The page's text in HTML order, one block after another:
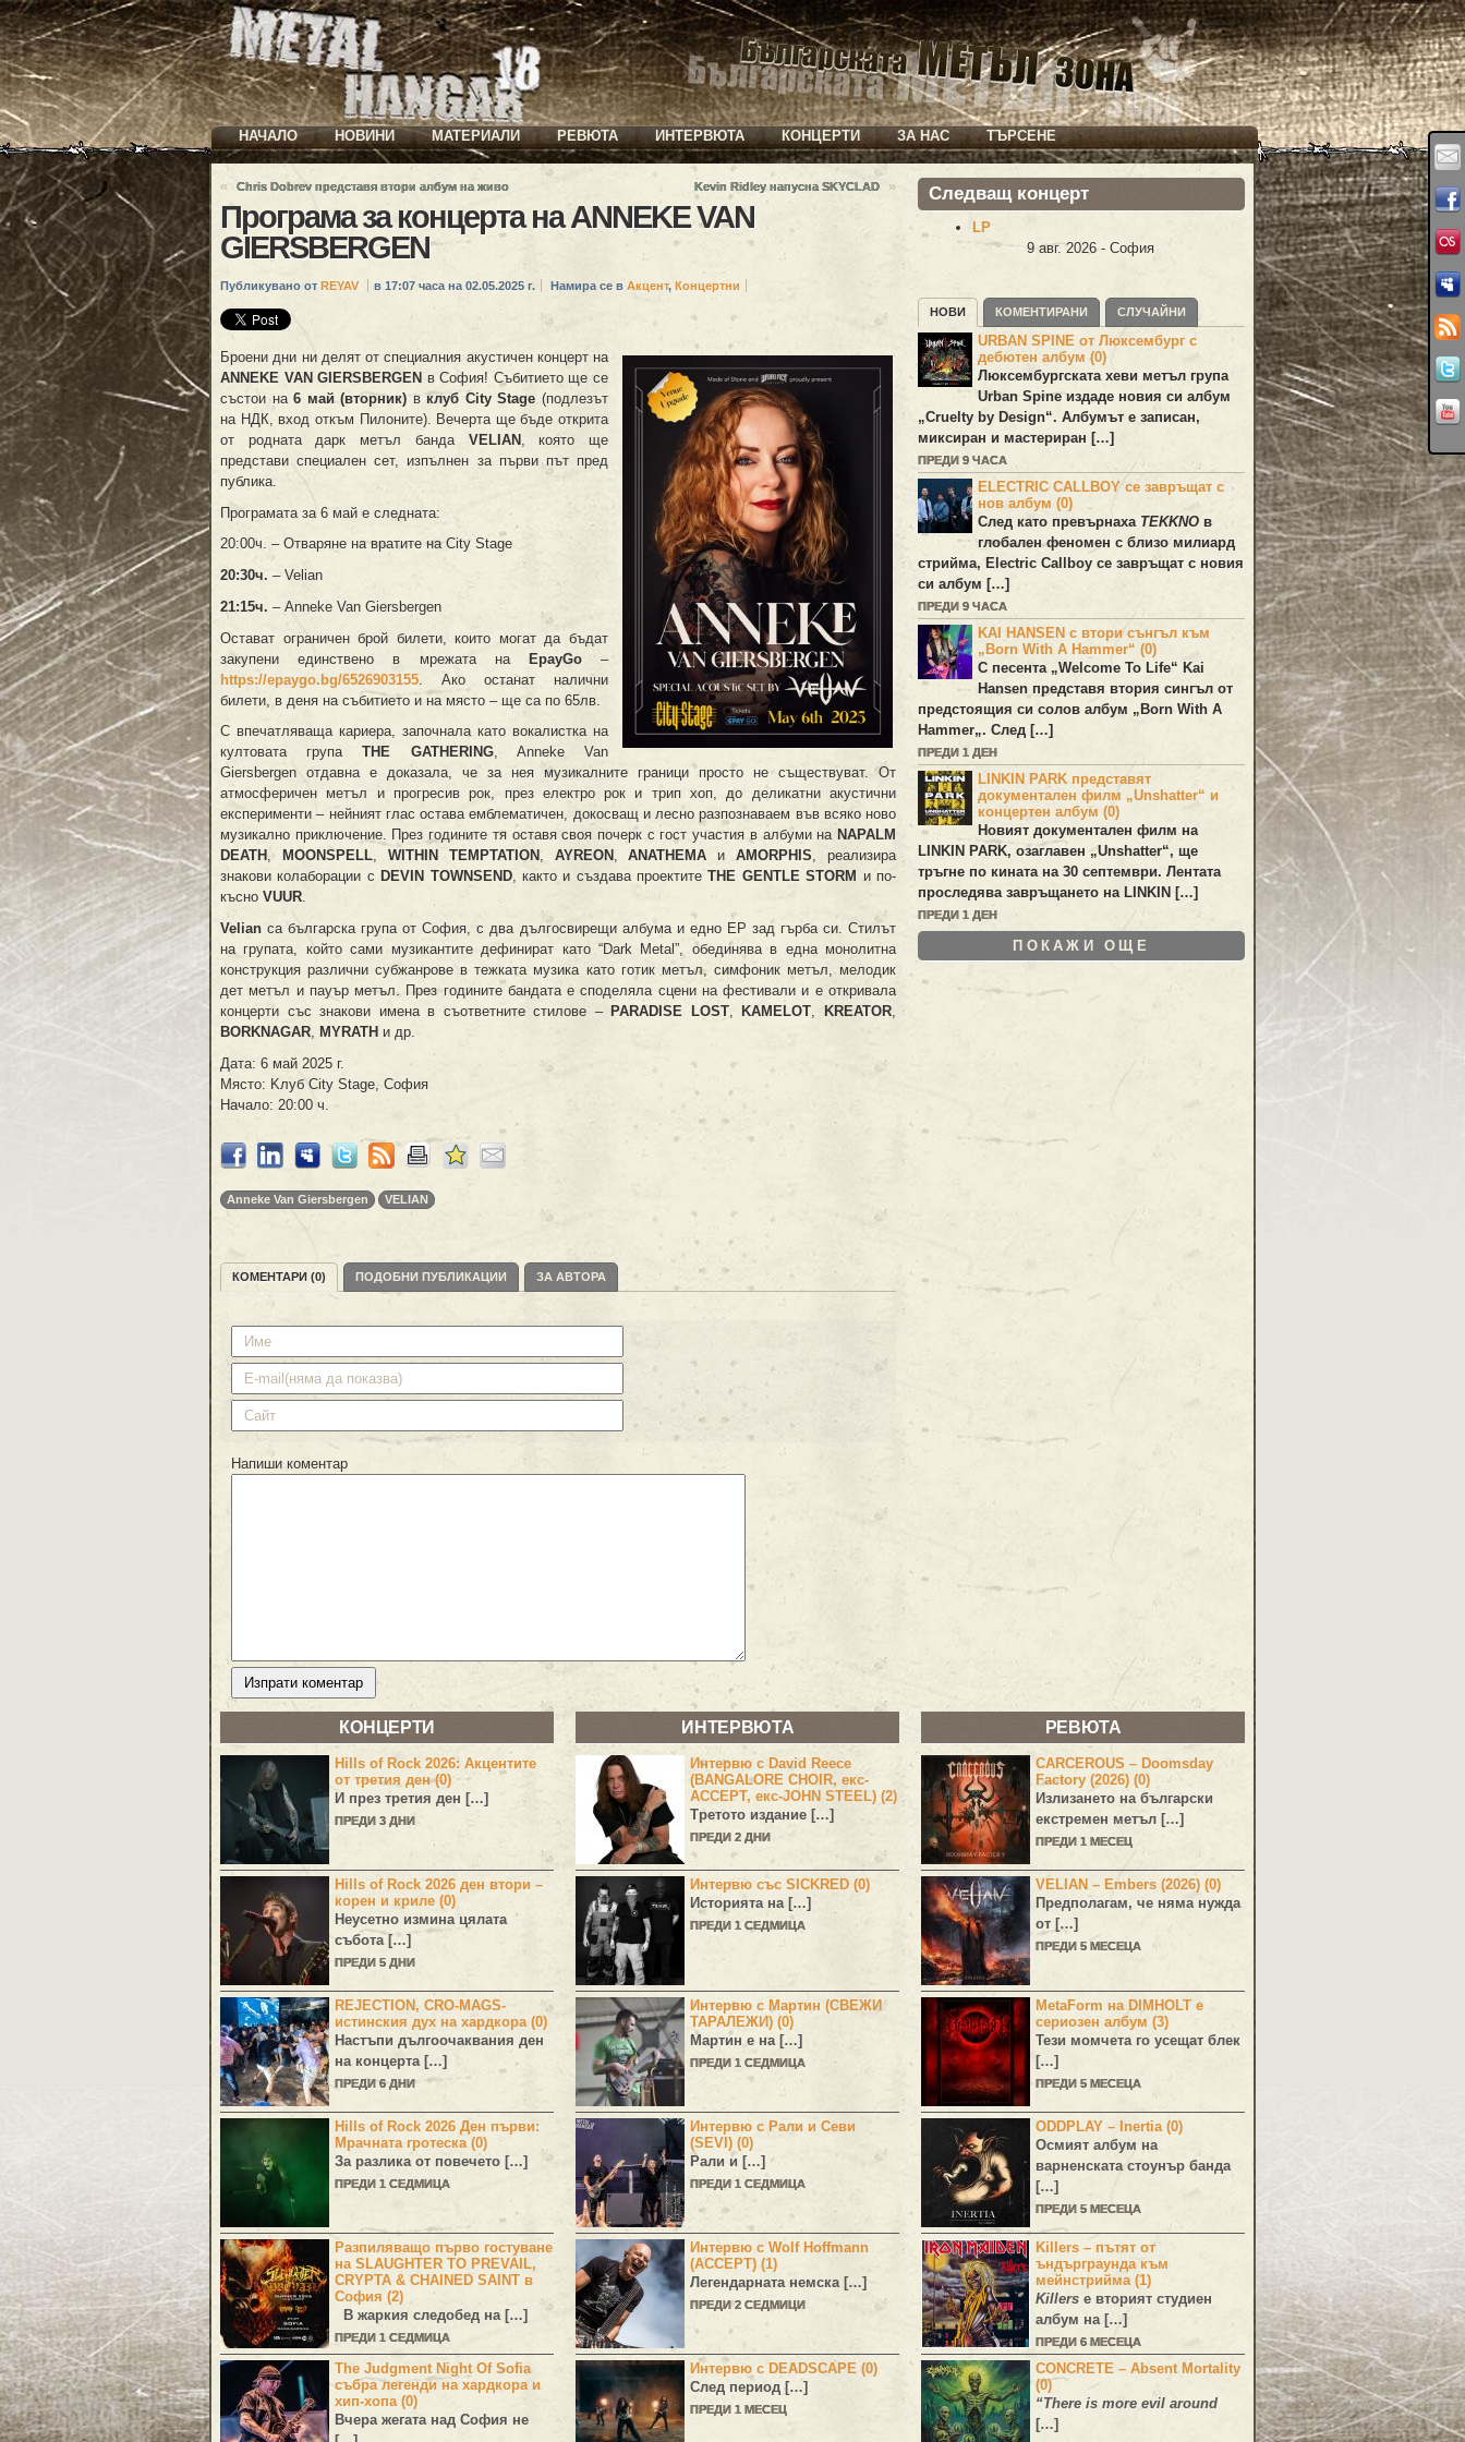
НАЧАЛО НОВИНИ МАТЕРИАЛИ РЕВЮТА ИНТЕРВЮТА КОНЦЕРТИ ЗА НАС ТЪРСЕНЕ
« Chris Dobrev представя втори албум на живо Kevin Ridley напусна SKYCLAD »
Програма за концерта на ANNEKE VAN
GIERSBERGEN
Публикувано от REYAV в 17:07 часа на 02.05.2025 г. Намира се в Акцент, Концертни
Броени дни ни делят от специалния акустичен концерт на
ANNEKE VAN GIERSBERGEN в София! Събитието ще се
състои на6 май (вторник) в клуб City Stage (подлезът
на НДК, вход откъм Пилоните). Вечерта ще бъде открита
от родната дарк метъл банда VELIAN
, която ще
представи специален сет, изпълнен за първи път пред
публика.
Програмата за 6 май е следната:
20:00ч. – Отваряне на вратите на City Stage
20:30ч. – Velian
21:15ч. – Anneke Van Giersbergen
Остават ограничен брой билети, които могат да бъдат
закупени единствено в мрежата на EpayGo–
https://epaygo.bg/6526903155 . Ако останат налични
билети, в деня на събитието и на място – ще са по 65лв.
С впечатляваща кариера, започнала като вокалистка на
култовата групаTHE GATHERING, Anneke Van
Giersbergen отдавна е доказала, че за нея музикалните граници просто не съществуват. От
атмосферичен метъл и прогресив рок, през електро рок и трип хоп, до деликатни акустични
експерименти – нейният глас остава емблематичен, докосващ и лесно разпознаваем във всяко ново
музикално приключение. През годините тя оставя своя почерк с гост участия в албуми на NAPALM
DEATH , MOONSPELL, WITHIN TEMPTATION , AYREON ,ANATHEMA иAMORPHIS, реализира
знакови колаборации с DEVIN TOWNSEND, както и създава проектитеTHE GENTLE STORM и по-
късно VUUR.
Velian са българска група от София, с два дългосвирещи албума и едно EP зад гърба си. Стилът
на групата, който сами музикантите дефинират като “Dark Metal”, обединява в една монолитна
конструкция различни субжанрове в тежката музика като готик метъл, симфоник метъл, мелодик
дет метъл и пауър метъл. През годините бандата е споделяла сцени на фестивали и е откривала
концерти със знакови имена в съответните стилове – PARADISE LOST, KAMELOT, KREATOR,
BORKNAGAR, MYRATH и др.
Дата: 6 май 2025 г.
Място: Kлуб City Stage, София
Начало: 20:00 ч.
Anneke Van Giersbergen VELIAN
КОМЕНТАРИ (0) ПОДОБНИ ПУБЛИКАЦИИ ЗА АВТОРА
Напиши коментар
Следващ концерт
LP
9 авг. 2026 - София
НОВИ КОМЕНТИРАНИ СЛУЧАЙНИ
URBAN SPINE от Люксембург с
дебютен албум (0)
Люксембургската хеви метъл група
Urban Spineиздаде новия си албум
„Cruelty by Design“. Албумът е записан,
миксиран и мастериран […]
ПРЕДИ 9 ЧАСА
ELECTRIC CALLBOY се завръщат с
нов албум (0)
След като превърнаха TEKKNO в
глобален феномен с близо милиард
стрийма, Electric Callboy се завръщат с новия
си албум […]
ПРЕДИ 9 ЧАСА
KAI HANSEN с втори сънгъл към
„Born With A Hammer“ (0)
С песента „Welcome To Life“ Kai
Hansen представя втория сингъл от
предстоящия си солов албум „ Born With A
Hammer„. След […]
ПРЕДИ 1 ДЕН
LINKIN PARK представят
документален филм „Unshatter“ и
концертен албум (0)
Новият документален филм на
LINKIN PARK, озаглавен „Unshatter“, ще
тръгне по кината на 30 септември. Лентата
проследява завръщането наLINKIN […]
ПРЕДИ 1 ДЕН
ПОКАЖИ ОЩЕ
КОНЦЕРТИ
Hills of Rock 2026: Акцентите
от третия ден (0)
И през третия ден […]
ПРЕДИ 3 ДНИ
Hills of Rock 2026 ден втори –
корен и криле (0)
Неусетно измина цялата
събота […]
ПРЕДИ 5 ДНИ
REJECTION, CRO-MAGS-
истинския дух на хардкора (0)
Настъпи дългоочаквания ден
на концерта […]
ПРЕДИ 6 ДНИ
Hills of Rock 2026 Ден първи:
Мрачната гротеска (0)
За разлика от повечето […]
ПРЕДИ 1 СЕДМИЦА
Разпиляващо първо гостуване
на SLAUGHTER TO PREVAIL,
CRYPTA & CHAINED SAINT в
София (2)
В жаркия следобед на […]
ПРЕДИ 1 СЕДМИЦА
The Judgment Night Of Sofia
събра легенди на хардкора и
хип-хопа (0)
Вчера жегата над София не
ИНТЕРВЮТА
Интервю с David Reece
(BANGALORE CHOIR, екс-
ACCEPT, екс-JOHN STEEL) (2)
Третото издание […]
ПРЕДИ 2 ДНИ
Интервю със SICKRED (0)
Историята на […]
ПРЕДИ 1 СЕДМИЦА
Интервю с Мартин (СВЕЖИ
ТАРАЛЕЖИ) (0)
Мартин е на […]
ПРЕДИ 1 СЕДМИЦА
Интервю с Рали и Севи
(SEVI) (0)
Рали и […]
ПРЕДИ 1 СЕДМИЦА
Интервю с Wolf Hoffmann
(ACCEPT) (1)
Легендарната немска […]
ПРЕДИ 2 СЕДМИЦИ
Интервю с DEADSCAPE (0)
След период […]
ПРЕДИ 1 МЕСЕЦ
РЕВЮТА
CARCEROUS – Doomsday
Factory (2026) (0)
Излизането на български
екстремен метъл […]
ПРЕДИ 1 МЕСЕЦ
VELIAN – Embers (2026) (0)
Предполагам, че няма нужда
от […]
ПРЕДИ 5 МЕСЕЦА
MetaForm на DIMHOLT е
сериозен албум (3)
Тези момчета го усещат блек
[…]
ПРЕДИ 5 МЕСЕЦА
ODDPLAY – Inertia (0)
Осмият албум на
варненската стоунър банда
[…]
ПРЕДИ 5 МЕСЕЦА
Killers – пътят от
ъндърграунда към
мейнстрийма (1)
Killers е вторият студиен
албум на […]
ПРЕДИ 6 МЕСЕЦА
CONCRETE – Absent Mortality
(0)
“There is more evil around
[…]